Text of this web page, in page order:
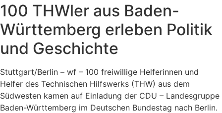
100 THWler aus Baden-
Württemberg erleben Politik
und Geschichte
Stuttgart/Berlin – wf – 100 freiwillige Helferinnen und
Helfer des Technischen Hilfswerks (THW) aus dem
Südwesten kamen auf Einladung der CDU – Landesgruppe
Baden-Württemberg im Deutschen Bundestag nach Berlin.